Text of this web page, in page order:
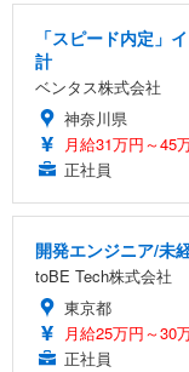
「スピード内定」
計
ベンタス株式会社
神奈川県
月給31万円～45
正社員
開発エンジニア/未
toBE Tech株式会社
東京都
月給25万円～30
正社員